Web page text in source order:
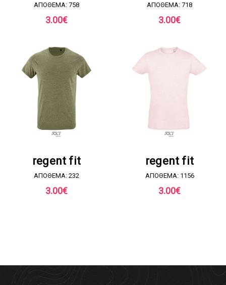
ΑΠΟΘΕΜΑ: 758
3.00€
ΑΠΟΘΕΜΑ: 718
3.00€
regent fit
ΑΠΟΘΕΜΑ: 232
3.00€
regent fit
ΑΠΟΘΕΜΑ: 1156
3.00€